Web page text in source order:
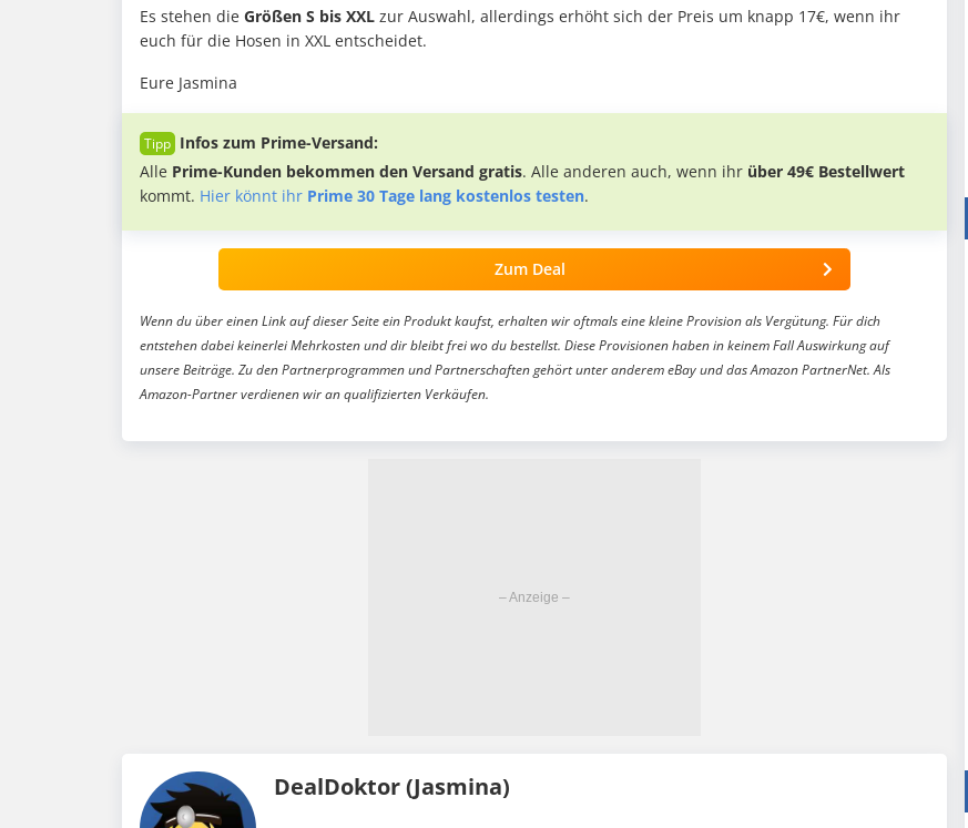
Es stehen die Größen S bis XXL zur Auswahl, allerdings erhöht sich der Preis um knapp 17€, wenn ihr
euch für die Hosen in XXL entscheidet.
Eure Jasmina
Infos zum Prime-Versand:
Alle Prime-Kunden bekommen den Versand gratis. Alle anderen auch, wenn ihr über 49€ Bestellwert
kommt. Hier könnt ihr Prime 30 Tage lang kostenlos testen.
Zum Deal
Wenn du über einen Link auf dieser Seite ein Produkt kaufst, erhalten wir oftmals eine kleine Provision als Vergütung. Für dich
entstehen dabei keinerlei Mehrkosten und dir bleibt frei wo du bestellst. Diese Provisionen haben in keinem Fall Auswirkung auf
unsere Beiträge. Zu den Partnerprogrammen und Partnerschaften gehört unter anderem eBay und das Amazon PartnerNet. Als
Amazon-Partner verdienen wir an qualifizierten Verkäufen.
DealDoktor (Jasmina)